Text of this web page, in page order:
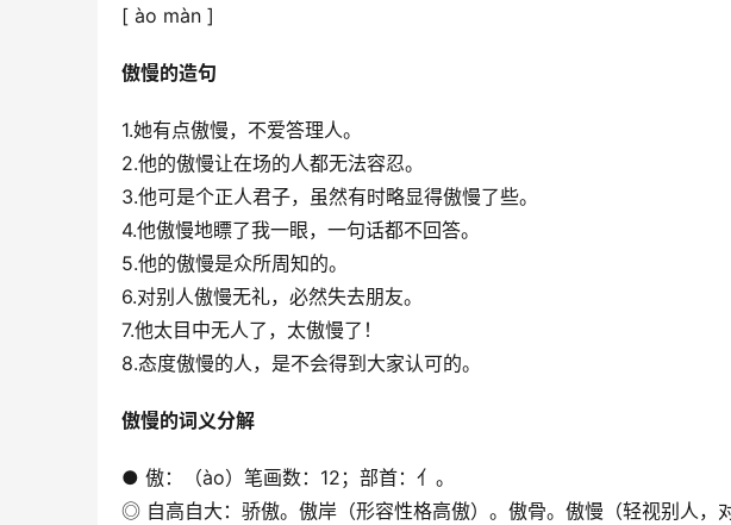
[ ào màn ]
傲慢的造句
1.她有点傲慢，不爱答理人。
2.他的傲慢让在场的人都无法容忍。
3.他可是个正人君子，虽然有时略显得傲慢了些。
4.他傲慢地瞟了我一眼，一句话都不回答。
5.他的傲慢是众所周知的。
6.对别人傲慢无礼，必然失去朋友。
7.他太目中无人了，太傲慢了！
8.态度傲慢的人，是不会得到大家认可的。
傲慢的词义分解
● 傲：（ào）笔画数：12；部首：亻。
◎ 自高自大：骄傲。傲岸（形容性格高傲）。傲骨。傲慢（轻视别人，